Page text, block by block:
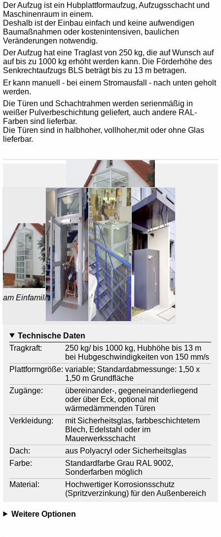
Der Aufzug ist ein Hubplattformaufzug, Aufzugsschacht und
Maschinenraum in einem.
Deshalb ist der Einbau einfach und keine aufwendigen
Baumaßnahmen oder kostenintensiven, baulichen
Veränderungen notwendig.
Der Aufzug hat eine Traglast von 250 kg, die auf Wunsch auf
auf bis zu 1000 kg erhöht werden kann. Die Förderhöhe des
Senkrechtaufzugs BLS beträgt bis zu 13 m betragen.
Er kann manuell - bei einem Stromausfall - nach unten geholt
werden.
Die Türen und Schachtrahmen werden serienmäßig in
weißer Pulverbeschichtung geliefert, auch andere RAL-
Farben sind lieferbar.
Die Türen sind in halbhoher, vollhoher,mit oder ohne Glas
lieferbar.
am Einfamilienhaus
Technische Daten
Tragkraft:
250 kg/ bis 1000 kg, Hubhöhe bis 13 m
bei Hubgeschwindigkeiten von 150 mm/s
Plattformgröße: variable; Standardabmessunge: 1,50 x
1,50 m Grundfläche
Zugänge:
übereinander-, gegeneinanderliegend
oder über Eck, optional mit
wärmedämmenden Türen
Verkleidung:
mit Sicherheitsglas, farbbeschichtetem
Blech, Edelstahl oder im
Mauerwerksschacht
Dach:
aus Polyacryl oder Sicherheitsglas
Farbe:
Standardfarbe Grau RAL 9002,
Sonderfarben möglich
Material:
Hochwertiger Korrosionsschutz
(Spritzverzinkung) für den Außenbereich
Weitere Optionen